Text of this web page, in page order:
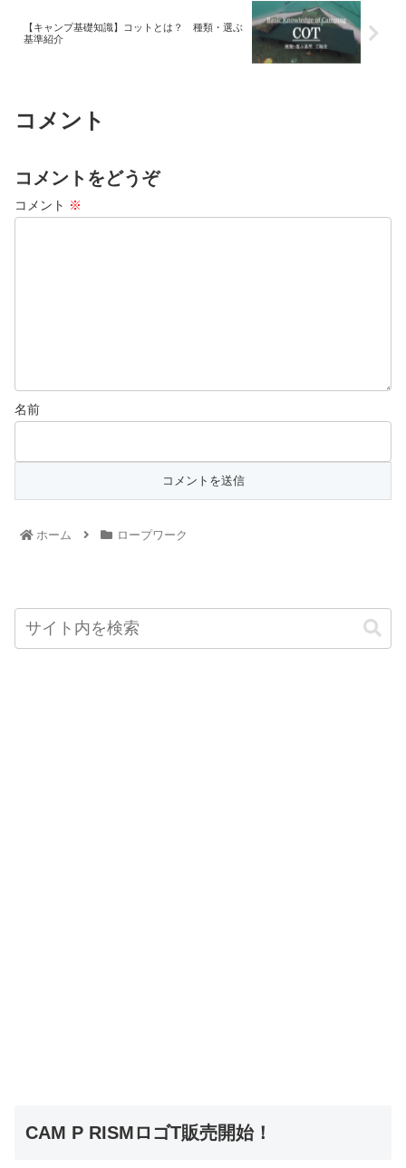
【キャンプ基礎知識】コットとは？ 種類・選ぶ
基準紹介
コメント
コメントをどうぞ
コメント ※
名前
ホーム ロープワーク
CAM P RISMロゴT販売開始！